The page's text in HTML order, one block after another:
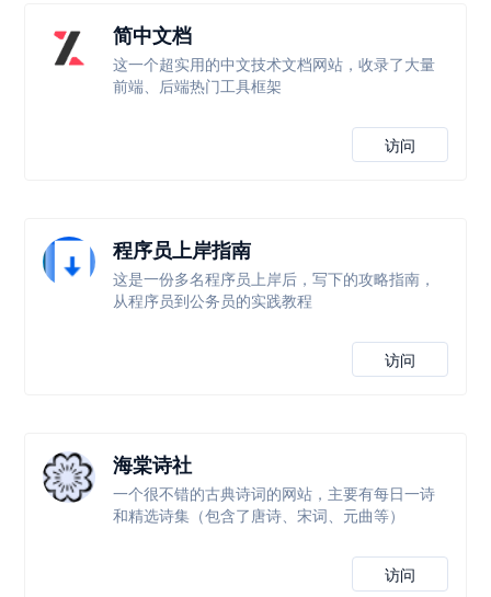
简中文档
这一个超实用的中文技术文档网站，收录了大量
前端、后端热门工具框架
访问
程序员上岸指南
这是一份多名程序员上岸后，写下的攻略指南，
从程序员到公务员的实践教程
访问
海棠诗社
一个很不错的古典诗词的网站，主要有每日一诗
和精选诗集（包含了唐诗、宋词、元曲等）
访问